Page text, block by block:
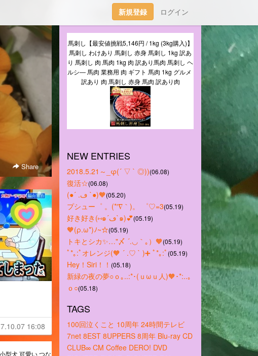
新規登録 ログイン
Share
16:08
型犬 可愛い つな
馬刺し【最安値挑戦5,146円 / 1kg (3kg購入)】
馬刺し わけあり 馬刺し 赤身 馬刺し 1kg 訳あ
り 馬刺し 肉 馬肉 1kg 肉 訳あり馬肉 馬刺し ヘ
ルシ― 馬肉 業務用 肉 ギフト 馬肉 1kg グルメ
訳あり 肉 馬刺し 赤身 馬肉 訳あり肉
NEW ENTRIES
2018.5.21～_φ(´ ▽ ` ◎))(06.08)
復活☆(06.08)
(●´ .ڡ `●)🧡 (05.20)
プシュー゜ 。(*′∇｀)。 ゜♡=3(05.19)
好き好き(⑅๑´ڡ`๑)💕(05.19)
🧡(ρ.ω*)ﾉ~☆(05.19)
トキとシカ✨…"〆 ´.◡｀｡）🧡(05.19)
ﾟ*｡:ﾟオレンジ(🧡 ´ .♡ ` )➕ ﾟ*｡:ﾟ(05.19)
Hey！Siri！！ (05.18)
新緑の夜の夢○ｏ｡..:*･(ｕωｕ人)🧡･*:..｡
ｏ○(05.18)
TAGS
100回泣くこと 10周年 24時間テレビ
7net 8EST 8UPPERS 8周年 Blu-ray CD
CLUB∞ CM Coffee DERO! DVD